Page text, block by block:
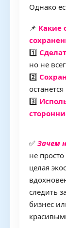
Однако
📌 Какие
1️⃣
но не
2️⃣
3️⃣
✅ Зачем
не
целая
следить
бизнес